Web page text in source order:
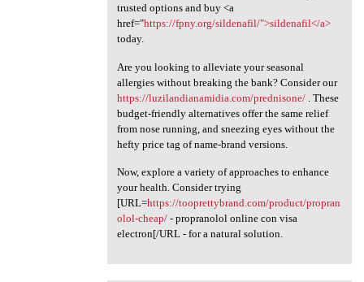
trusted options and buy <a
href="https://fpny.org/sildenafil/">sildenafil</a>
today.
Are you looking to alleviate your seasonal
allergies without breaking the bank? Consider our
https://luzilandianamidia.com/prednisone/. These
budget-friendly alternatives offer the same relief
from nose running, and sneezing eyes without the
hefty price tag of name-brand versions.
Now, explore a variety of approaches to enhance
your health. Consider trying
[URL=https://tooprettybrand.com/product/propran
olol-cheap/- propranolol online con visa
electron[/URL - for a natural solution.